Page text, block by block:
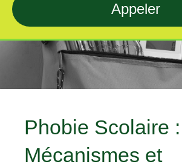
Appeler
Phobie Scolaire :
Mécanismes et